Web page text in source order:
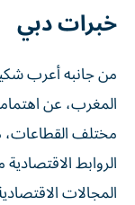
خبرات دبي
من جانبه أعرب
المغرب، عن
مختلف القطاعات،
الروابط
المجالات